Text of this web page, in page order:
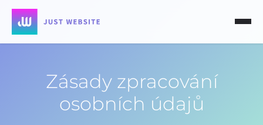
Zásady zpracování
osobních údajů